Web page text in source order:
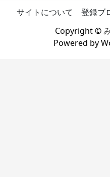
サイトについて 登録ブ
Copyright ©
Powered by